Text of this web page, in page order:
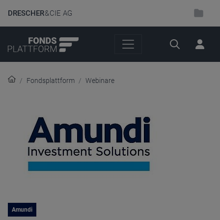
DRESCHER& CIE AG
Suche
Fondsplattform Webinare
Amundi